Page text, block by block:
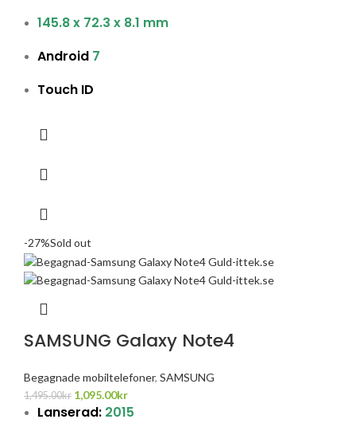
145.8 x 72.3 x 8.1 mm
Android 7
Touch ID
-27%Sold out
SAMSUNG Galaxy Note4
Begagnade mobiltelefoner, SAMSUNG
1,495.00kr 1,095.00kr
Lanserad: 2015